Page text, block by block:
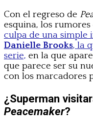
Con el regreso de
esquina, los
culpa de una simple
Danielle Brooks, la
serie, en la que
que parece ser su
con los marcadores
¿Superman
Peacemaker?